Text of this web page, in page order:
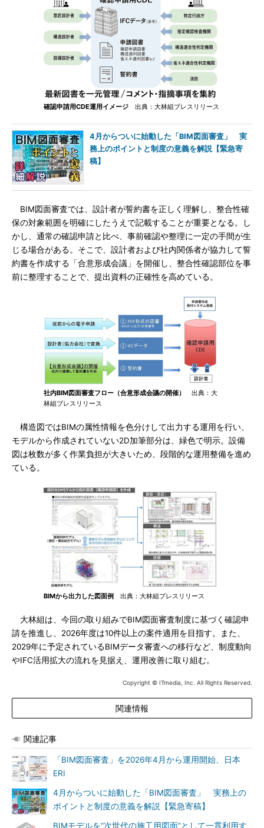
確認申請用CDE運用イメージ 出典：大林組プレスリリース
4月からついに始動した「BIM図面審査」 実
務上のポイントと制度の意義を解説【緊急寄
稿】
BIM図面審査では、設計者が誓約書を正しく理解し、整合性確
保の対象範囲を明確にしたうえで記載することが重要となる。し
かし、通常の確認申請と比べ、事前確認や整理に一定の手間が生
じる場合がある。そこで、設計者および社内関係者が協力して誓
約書を作成する「合意形成会議」を開催し、整合性確認部位を事
前に整理することで、提出資料の正確性を高めている。
社内BIM図面審査フロー（合意形成会議の開催）
出典：大
林組プレスリリース
構造図ではBIMの属性情報を色分けして出力する運用を行い、
モデルから作成されていない2D加筆部分は、緑色で明示。設備
図は枚数が多く作業負担が大きいため、段階的な運用整備を進め
ている。
BIMから出力した図面例 出典：大林組プレスリリース
大林組は、今回の取り組みでBIM図面審査制度に基づく確認申
請を推進し、2026年度は10件以上の案件適用を目指す。また、
2029年に予定されているBIMデータ審査への移行など、制度動向
やIFC活用拡大の流れを見据え、運用改善に取り組む。
Copyright © ITmedia, Inc. All Rights Reserved.
関連情報
関連記事
「BIM図面審査」を2026年4月から運用開始、日本
ERI
4月からついに始動した「BIM図面審査」 実務上の
ポイントと制度の意義を解説【緊急寄稿】
BIMモデルを“次世代の施工用図面”として一貫利用す